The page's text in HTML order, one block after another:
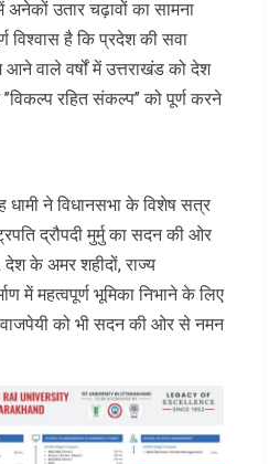
अनेकों उतार चढ़ावों का सामना
विश्वास है कि प्रदेश की सवा
वाले वर्षों में उत्तराखंड को देश
रहित संकल्प’’ को पूर्ण करने
धामी ने विधानसभा के विशेष सत्र
द्रौपदी मुर्मु का सदन की ओर
के अमर शहीदों, राज्य
में महत्वपूर्ण भूमिका निभाने के लिए
वाजपेयी को भी सदन की ओर से नमन